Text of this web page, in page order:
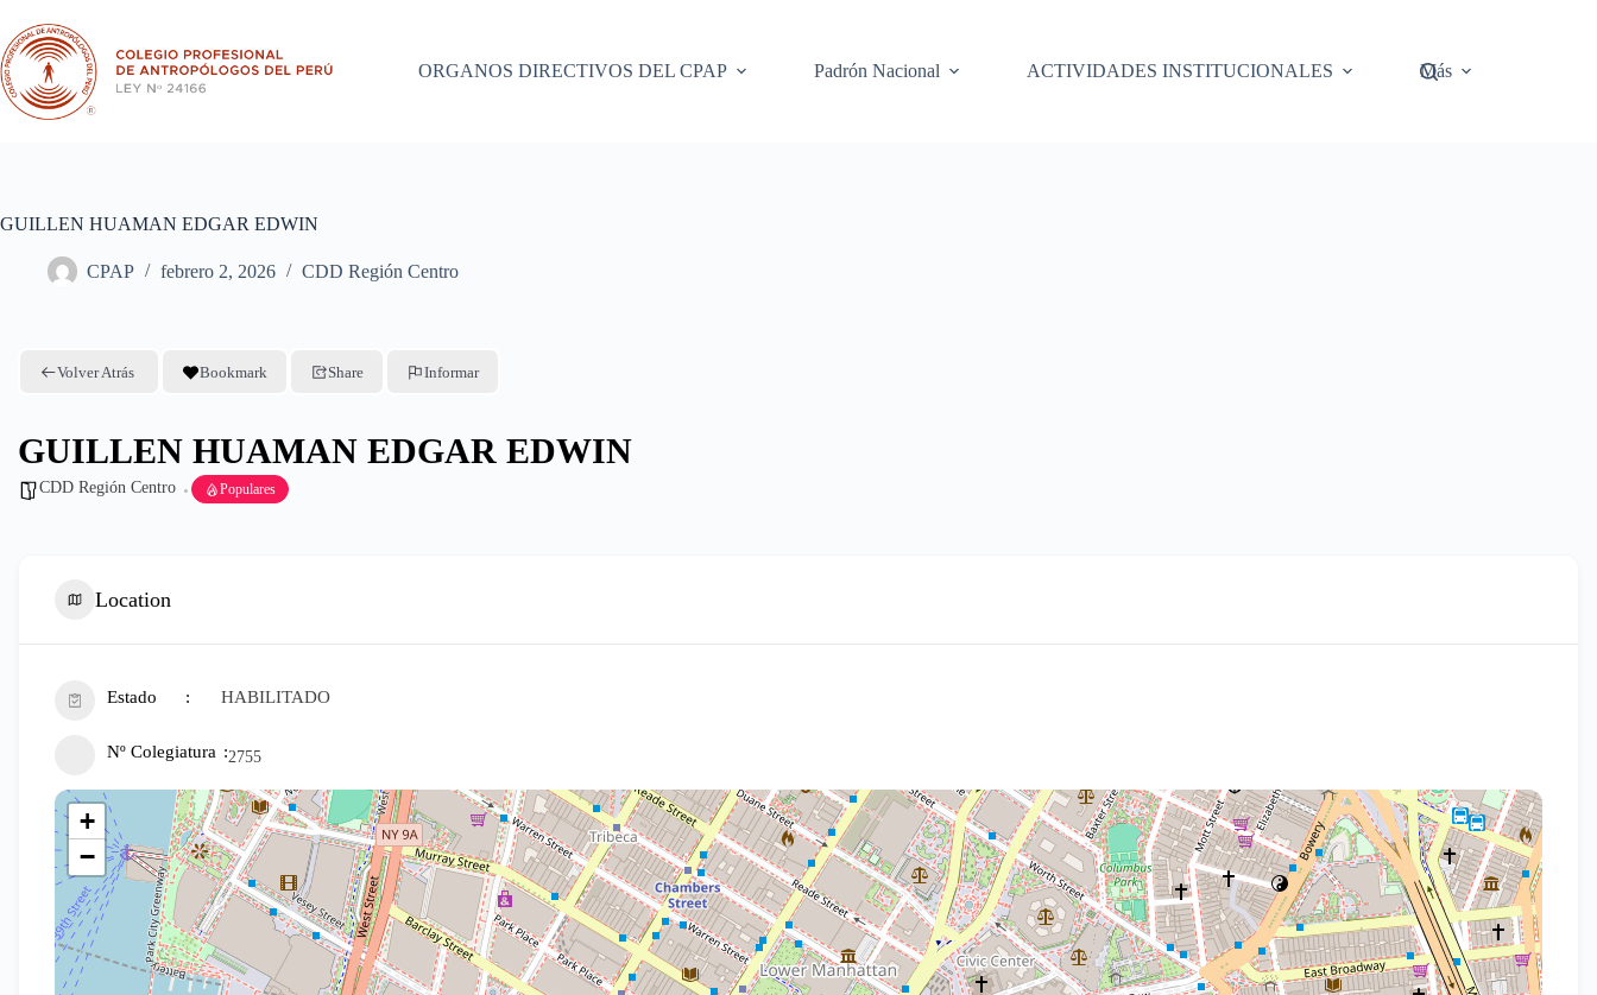
contenido
ORGANOS DIRECTIVOS DEL CPAP
Padrón Nacional ACTIVIDADES INSTITUCIONALES Más
GUILLEN HUAMAN EDGAR EDWIN
CPAP febrero 2, 2026 CDD Región Centro
Volver Atrás Bookmark Share Informar
GUILLEN HUAMAN EDGAR EDWIN
CDD Región Centro Populares
Location
Estado HABILITADO
Nº Colegiatura 2755
+
−